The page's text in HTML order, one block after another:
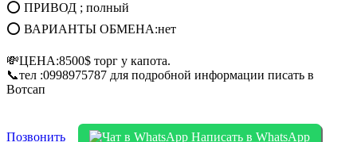
⭕ ПРИВОД ; полный
⭕ ВАРИАНТЫ ОБМЕНА:нет
💸ЦЕНА:8500$ торг у капота.
📞тел :0998975787 для подробной информации писать в
Вотсап
Позвонить Написать в WhatsApp